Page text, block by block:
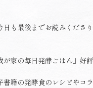
日も最後までお読みくださ
が家の毎日発酵ごはん」好
書籍の発酵食のレシピやコ